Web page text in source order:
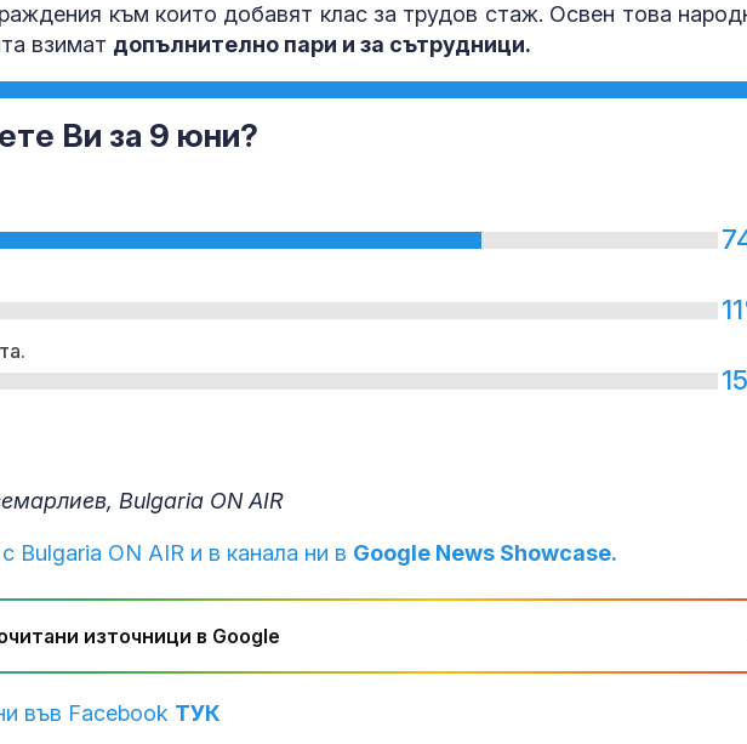
към които добавят клас за трудов стаж. Освен това
взимат допълнително пари и за сътрудници.
Ви за 9 юни?
Bulgaria ON AIR
Bulgaria ON AIR и в канала ни в Google News Showcase.
източници в Google
във Facebook ТУК